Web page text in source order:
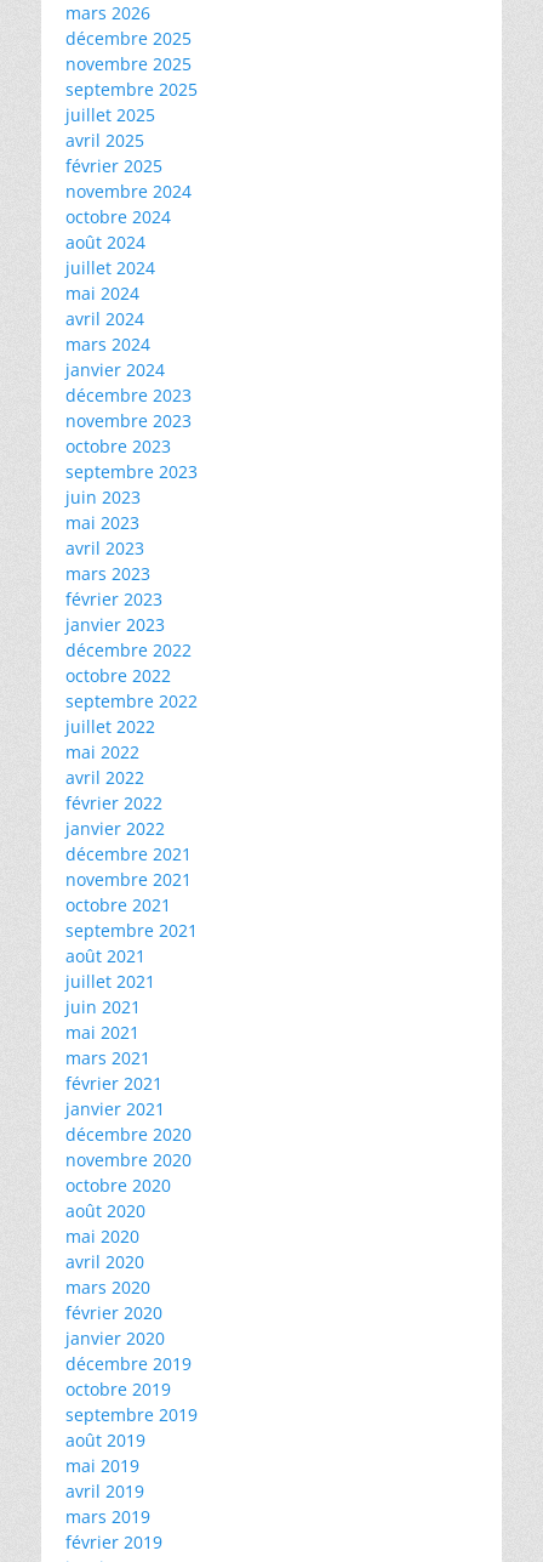
mars 2026
décembre 2025
novembre 2025
septembre 2025
juillet 2025
avril 2025
février 2025
novembre 2024
octobre 2024
août 2024
juillet 2024
mai 2024
avril 2024
mars 2024
janvier 2024
décembre 2023
novembre 2023
octobre 2023
septembre 2023
juin 2023
mai 2023
avril 2023
mars 2023
février 2023
janvier 2023
décembre 2022
octobre 2022
septembre 2022
juillet 2022
mai 2022
avril 2022
février 2022
janvier 2022
décembre 2021
novembre 2021
octobre 2021
septembre 2021
août 2021
juillet 2021
juin 2021
mai 2021
mars 2021
février 2021
janvier 2021
décembre 2020
novembre 2020
octobre 2020
août 2020
mai 2020
avril 2020
mars 2020
février 2020
janvier 2020
décembre 2019
octobre 2019
septembre 2019
août 2019
mai 2019
avril 2019
mars 2019
février 2019